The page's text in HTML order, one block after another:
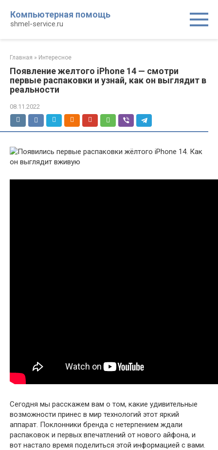
контенту
Компьютерная помощь
shmel-service.ru
Главная » Интересное
Появление желтого iPhone 14 — смотри
первые распаковки и узнай, как он выглядит в
реальности
08.11.2022
Сегодня мы расскажем вам о том, какие удивительные
возможности принес в мир технологий этот яркий
аппарат. Поклонники бренда с нетерпением ждали
распаковок и первых впечатлений от нового айфона, и
вот настало время поделиться этой информацией с вами.